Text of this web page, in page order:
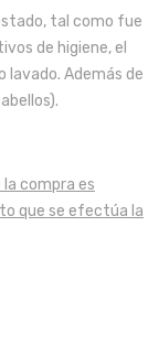
tal como fue
de higiene, el
lavado. Además de
compra es
que se efectúa la